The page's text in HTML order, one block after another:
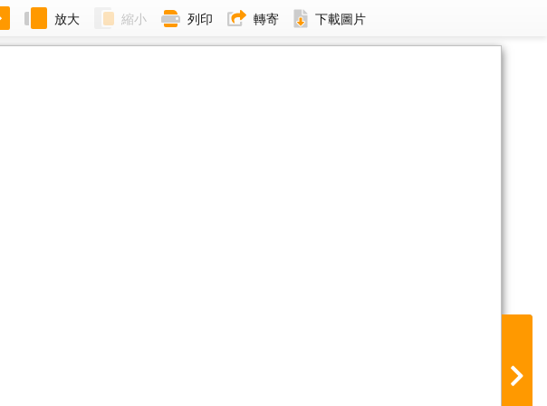
放大 縮小 列印 轉寄 下載圖片